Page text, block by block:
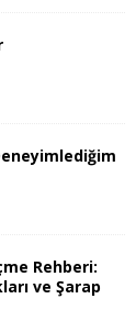
Rehberi:
ve Şarap